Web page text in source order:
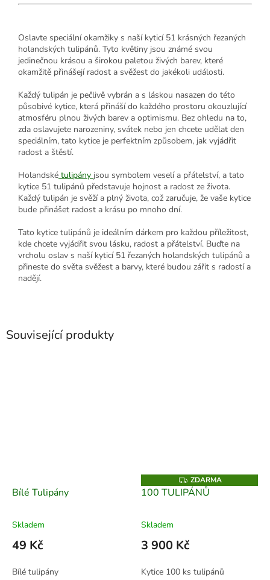
Související produkty
Bílé Tulipány
Skladem
49 Kč
Bílé tulipány
Z
D
A
ZDARMA
100 TULIPÁNŮ
Skladem
3 900 Kč
Kytice 100 ks tulipánů
Oslavte speciální okamžiky s naší kyticí 51 krásných řezaných
holandských tulipánů. Tyto květiny jsou známé svou
jedinečnou krásou a širokou paletou živých barev, které
okamžitě přinášejí radost a svěžest do jakékoli události.
Každý tulipán je pečlivě vybrán a s láskou nasazen do této
působivé kytice, která přináší do každého prostoru okouzlující
atmosféru plnou živých barev a optimismu. Bez ohledu na to,
zda oslavujete narozeniny, svátek nebo jen chcete udělat den
speciálním, tato kytice je perfektním způsobem, jak vyjádřit
radost a štěstí.
Holandské tulipány jsou symbolem veselí a přátelství, a tato
kytice 51 tulipánů představuje hojnost a radost ze života.
Každý tulipán je svěží a plný života, což zaručuje, že vaše kytice
bude přinášet radost a krásu po mnoho dní.
Tato kytice tulipánů je ideálním dárkem pro každou příležitost,
kde chcete vyjádřit svou lásku, radost a přátelství. Buďte na
vrcholu oslav s naší kyticí 51 řezaných holandských tulipánů a
přineste do světa svěžest a barvy, které budou zářit s radostí a
nadějí.